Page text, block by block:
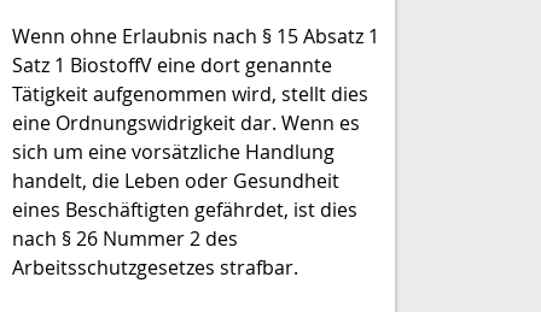
Wenn ohne Erlaubnis nach § 15 Absatz 1
Satz 1 BiostoffV eine dort genannte
Tätigkeit aufgenommen wird, stellt dies
eine Ordnungswidrigkeit dar. Wenn es
sich um eine vorsätzliche Handlung
handelt, die Leben oder Gesundheit
eines Beschäftigten gefährdet, ist dies
nach § 26 Nummer 2 des
Arbeitsschutzgesetzes strafbar.